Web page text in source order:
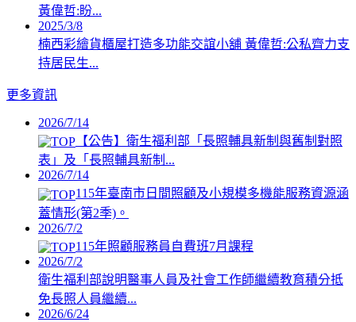
黃偉哲:盼...
2025/3/8
楠西彩繪貨櫃屋打造多功能交誼小舖 黃偉哲:公私齊力支
持居民生...
更多資訊
2026/7/14
【公告】衛生福利部「長照輔具新制與舊制對照
表」及「長照輔具新制...
2026/7/14
115年臺南市日間照顧及小規模多機能服務資源涵
蓋情形(第2季)。
2026/7/2
115年照顧服務員自費班7月課程
2026/7/2
衛生福利部說明醫事人員及社會工作師繼續教育積分抵
免長照人員繼續...
2026/6/24